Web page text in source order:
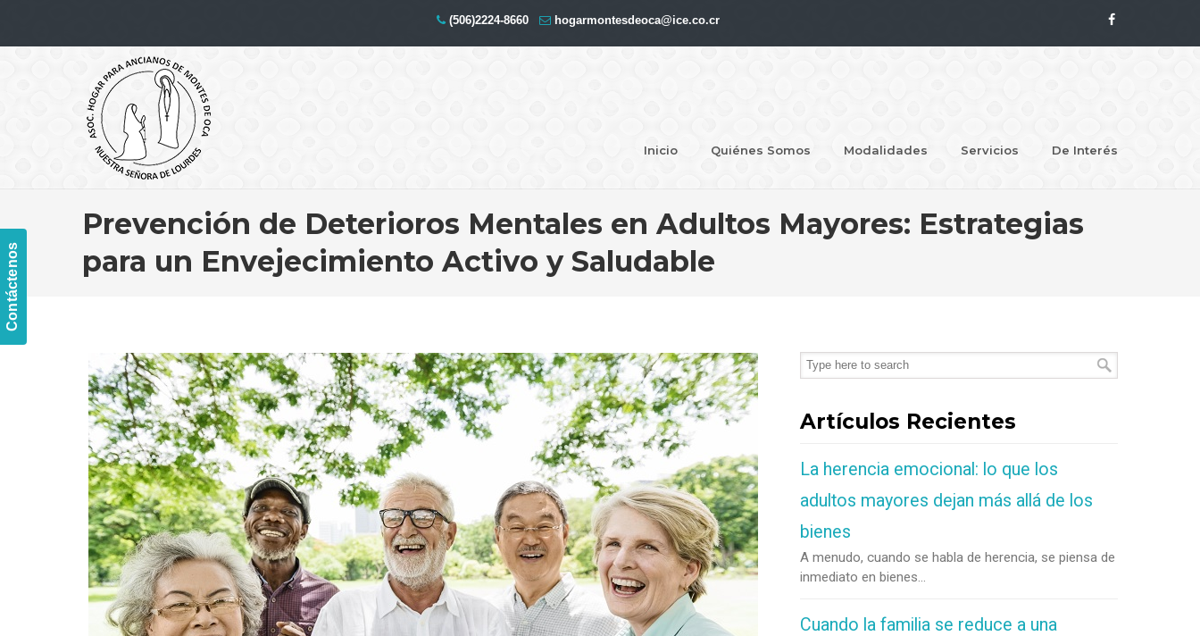
Contáctenos
(506)2224-8660 hogarmontesdeoca@ice.co.cr
Inicio Quiénes Somos Modalidades Servicios
De Interés
Navigation
Prevención de Deterioros Mentales en Adultos Mayores: Estrategias
para un Envejecimiento Activo y Saludable
Artículos Recientes
La herencia emocional: lo que los
adultos mayores dejan más allá de los
bienes
A menudo, cuando se habla de herencia, se piensa de
inmediato en bienes...
Cuando la familia se reduce a una